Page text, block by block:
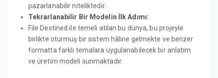
pazarlanabilir niteliktedir.
Tekrarlanabilir Bir Modelin İlk Adımı:
File Destined ile temeli atılan bu dünya, bu projeyle
birlikte oturmuş bir sistem hâline gelmekte ve benzer
formatta farklı temalara uygulanabilecek bir anlatım
ve üretim modeli sunmaktadır.